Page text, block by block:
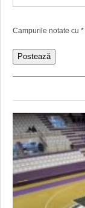
Campurile notate cu *